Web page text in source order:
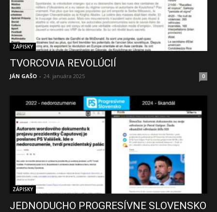
ZÁPISKY
TVORCOVIA REVOLÚCIÍ
JÁN GAŠO - 24. januára 2025 0
ZÁPISKY
JEDNODUCHO PROGRESÍVNE SLOVENSKO